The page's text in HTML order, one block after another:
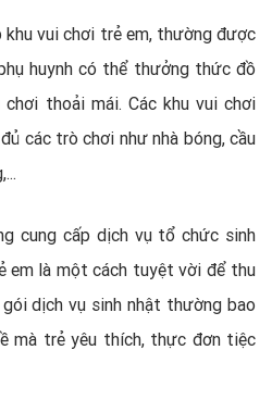
vui chơi trẻ em, thường được
huynh có thể thưởng thức đồ
thoải mái. Các khu vui chơi
các trò chơi như nhà bóng, cầu
cung cấp dịch vụ tổ chức sinh
em là một cách tuyệt vời để thu
dịch vụ sinh nhật thường bao
mà trẻ yêu thích, thực đơn tiệc